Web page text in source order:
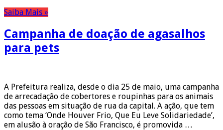
Saiba Mais »
Campanha de doação de agasalhos
para pets
A Prefeitura realiza, desde o dia 25 de maio, uma campanha
de arrecadação de cobertores e roupinhas para os animais
das pessoas em situação de rua da capital. A ação, que tem
como tema ‘Onde Houver Frio, Que Eu Leve Solidariedade’,
em alusão à oração de São Francisco, é promovida …